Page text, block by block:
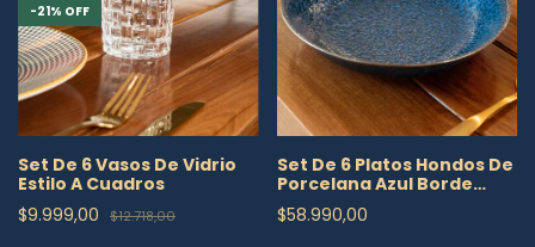
-21% OFF
Set De 6 Vasos De Vidrio
Estilo A Cuadros
$9.999,00
$12.718,00
Set De 6 Platos Hondos De
Porcelana Azul Borde
Dorado
$58.990,00